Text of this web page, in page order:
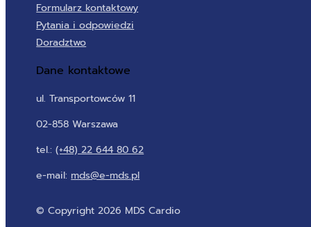
Formularz kontaktowy
Pytania i odpowiedzi
Doradztwo
Dane kontaktowe
ul. Transportowców 11
02-858 Warszawa
tel.:(+48) 22 644 80 62
e-mail:mds@e-mds.pl
© Copyright 2026 MDS Cardio